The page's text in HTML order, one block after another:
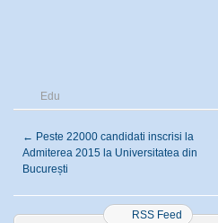
Edu
← Peste 22000 candidati inscrisi la
Admiterea 2015 la Universitatea din
București
RSS Feed